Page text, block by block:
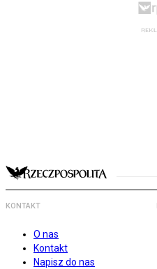
KONTAKT
O nas
Kontakt
Napisz do nas